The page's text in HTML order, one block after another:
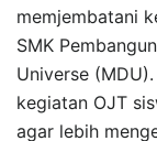
memjembatani
SMK
Universe
kegiatan OJT
agar lebih